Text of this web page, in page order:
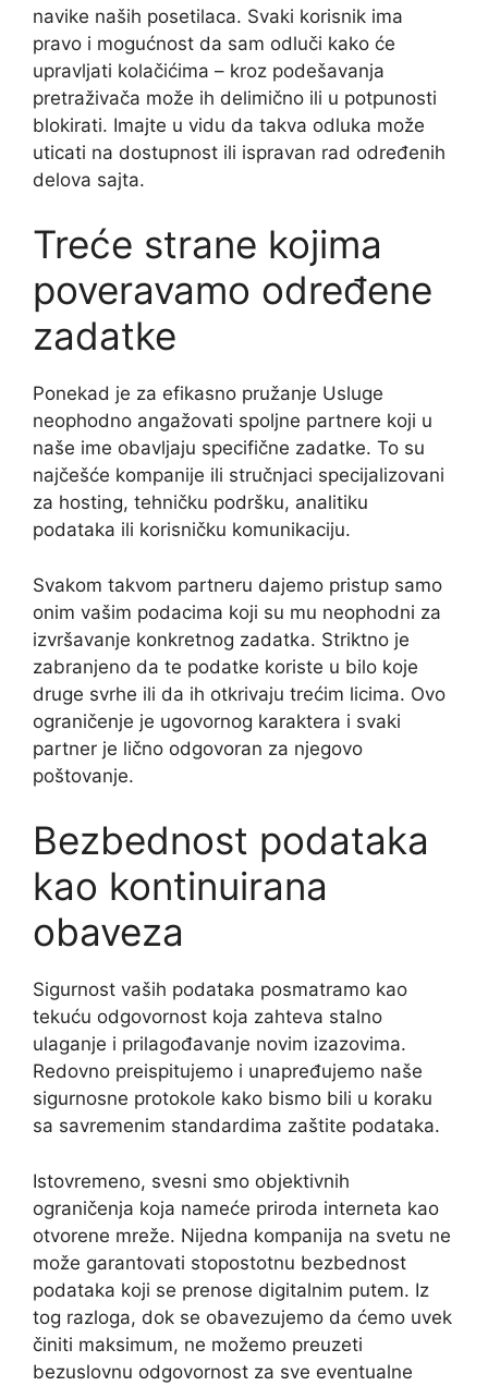
navike naših posetilaca. Svaki korisnik ima
pravo i mogućnost da sam odluči kako će
upravljati kolačićima – kroz podešavanja
pretraživača može ih delimično ili u potpunosti
blokirati. Imajte u vidu da takva odluka može
uticati na dostupnost ili ispravan rad određenih
delova sajta.
Treće strane kojima
poveravamo određene
zadatke
Ponekad je za efikasno pružanje Usluge
neophodno angažovati spoljne partnere koji u
naše ime obavljaju specifične zadatke. To su
najčešće kompanije ili stručnjaci specijalizovani
za hosting, tehničku podršku, analitiku
podataka ili korisničku komunikaciju.
Svakom takvom partneru dajemo pristup samo
onim vašim podacima koji su mu neophodni za
izvršavanje konkretnog zadatka. Striktno je
zabranjeno da te podatke koriste u bilo koje
druge svrhe ili da ih otkrivaju trećim licima. Ovo
ograničenje je ugovornog karaktera i svaki
partner je lično odgovoran za njegovo
poštovanje.
Bezbednost podataka
kao kontinuirana
obaveza
Sigurnost vaših podataka posmatramo kao
tekuću odgovornost koja zahteva stalno
ulaganje i prilagođavanje novim izazovima.
Redovno preispitujemo i unapređujemo naše
sigurnosne protokole kako bismo bili u koraku
sa savremenim standardima zaštite podataka.
Istovremeno, svesni smo objektivnih
ograničenja koja nameće priroda interneta kao
otvorene mreže. Nijedna kompanija na svetu ne
može garantovati stopostotnu bezbednost
podataka koji se prenose digitalnim putem. Iz
tog razloga, dok se obavezujemo da ćemo uvek
činiti maksimum, ne možemo preuzeti
bezuslovnu odgovornost za sve eventualne